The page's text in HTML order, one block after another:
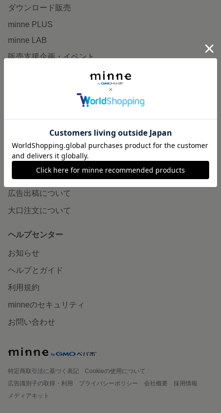
ダウンロード販売
minne PLUS
minne LAB
販売支援企画・イベント
minneとものづくりと
minneの本
企業の方へ
広告出稿について
大口注文について
ヘルプセンター
お知らせ
ヘルプとガイド
利用規約
minneのセキュリティ
お問い合わせ
特定商取引法に基づく表記
Cookieの使用について
広告識別子の取得・利用
プライバシーポリシー 会社概要
採用情報
メディアキット